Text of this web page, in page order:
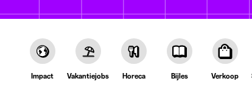
Impact Vakantiejobs Horeca Bijles Verkoop